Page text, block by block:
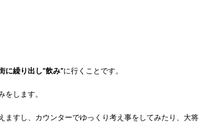
に繰り出し”飲み”に行くことです。
します。
すし、カウンターでゆっくり考え事をしてみたり、大将